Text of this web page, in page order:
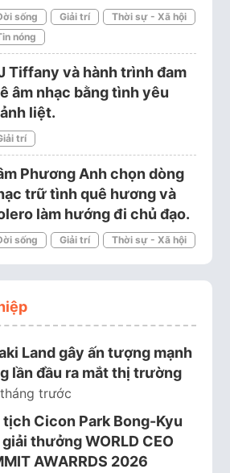
sống Giải trí
Thời sự - Xã hội
nóng
Tiffany và hành trình đam
âm nhạc bằng tình yêu
liệt.
trí
Phương Anh chọn dòng
trữ tình quê hương và
làm hướng đi chủ đạo.
sống Giải trí Thời sự - Xã hội
Land gây ấn tượng mạnh
lần đầu ra mắt thị trường
trước
tịch Cicon Park Bong-Kyu
thưởng WORLD CEO
AWARRDS 2026